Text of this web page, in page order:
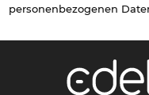
personenbezogenen